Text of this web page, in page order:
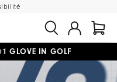
IN GOLF
RETOUR GRATUIT